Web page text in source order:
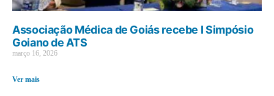
Associação Médica de Goiás recebe I Simpósio
Goiano de ATS
março 16, 2026
Ver mais